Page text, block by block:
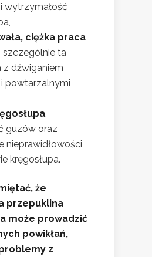
wytrzymałość
ciężka praca
, szczególnie ta
z dźwiganiem
powtarzalnymi
guzów oraz
nieprawidłowości
kręgosłupa.
że
przepuklina
może prowadzić
powikłań,
z